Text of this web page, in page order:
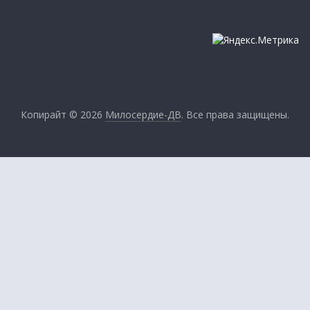
. Все права защищены.